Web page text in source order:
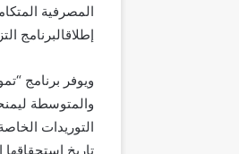
المصرفية
إطلاقالبرنامج
ويوفر برنامج
والمتوسطة
التوريدات
تاريخ استحقاقها